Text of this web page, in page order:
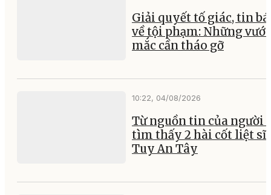
Giải quyết tố giác, tin
về tội phạm: Những
mắc cần tháo gỡ
10:22, 04/08/2026
Từ nguồn tin của người
tìm thấy 2 hài cốt liệt sĩ
Tuy An Tây